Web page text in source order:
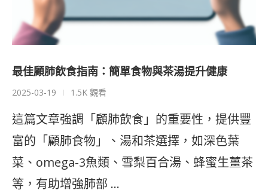
最佳顧肺飲食指南：簡單食物與茶湯提升健康
2025-03-19 1.5K 觀看
這篇文章強調「顧肺飲食」的重要性，提供豐
富的「顧肺食物」、湯和茶選擇，如深色葉
菜、omega-3魚類、雪梨百合湯、蜂蜜生薑茶
等，有助增強肺部 …